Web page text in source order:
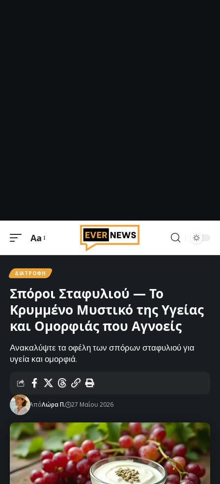
Μεγέθυνση
Aa
ΔΙΑΤΡΟΦΉ
Σπόροι Σταφυλιού — Το
Κρυμμένο Μυστικό της Υγείας
και Ομορφιάς που Αγνοείς
Ανακαλύψτε τα οφέλη των σπόρων σταφυλιού για
υγεία και ομορφιά.
ΑπόΛώρα Π. 27 Μαΐου 2026